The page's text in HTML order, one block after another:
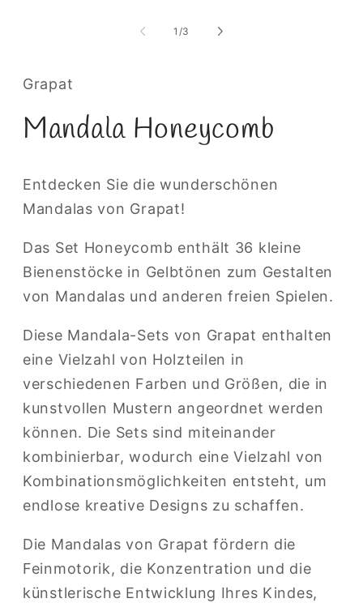
1 /von
3
Grapat
Mandala Honeycomb
Entdecken Sie die wunderschönen
Mandalas von Grapat!
Das Set Honeycomb enthält 36 kleine
Bienenstöcke in Gelbtönen zum Gestalten
von Mandalas und anderen freien Spielen.
Diese Mandala-Sets von Grapat enthalten
eine Vielzahl von Holzteilen in
verschiedenen Farben und Größen, die in
kunstvollen Mustern angeordnet werden
können. Die Sets sind miteinander
kombinierbar, wodurch eine Vielzahl von
Kombinationsmöglichkeiten entsteht, um
endlose kreative Designs zu schaffen.
Die Mandalas von Grapat fördern die
Feinmotorik, die Konzentration und die
künstlerische Entwicklung Ihres Kindes,